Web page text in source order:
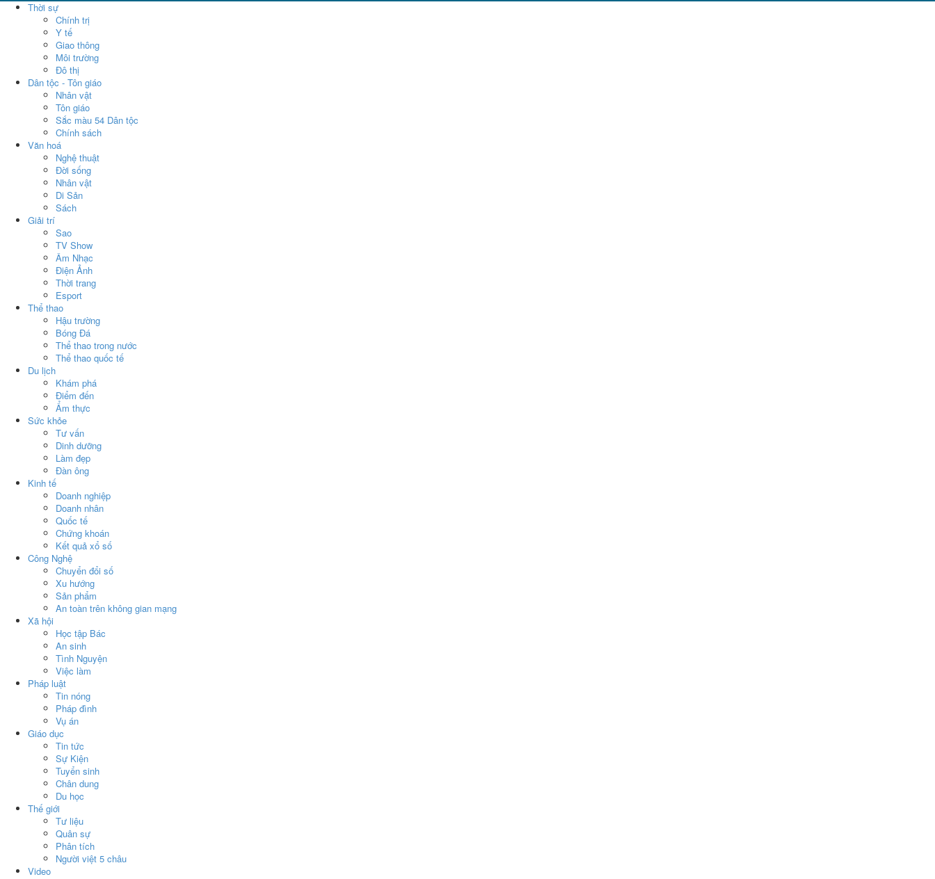
Thời sự
Chính trị
Y tế
Giao thông
Môi trường
Đô thị
Dân tộc - Tôn giáo
Nhân vật
Tôn giáo
Sắc màu 54 Dân tộc
Chính sách
Văn hoá
Nghệ thuật
Đời sống
Nhân vật
Di Sản
Sách
Giải trí
Sao
TV Show
Âm Nhạc
Điện Ảnh
Thời trang
Esport
Thể thao
Hậu trường
Bóng Đá
Thể thao trong nước
Thể thao quốc tế
Du lịch
Khám phá
Điểm đến
Ẩm thực
Sức khỏe
Tư vấn
Dinh dưỡng
Làm đẹp
Đàn ông
Kinh tế
Doanh nghiệp
Doanh nhân
Quốc tế
Chứng khoán
Kết quả xổ số
Công Nghệ
Chuyển đổi số
Xu hướng
Sản phẩm
An toàn trên không gian mạng
Xã hội
Học tập Bác
An sinh
Tình Nguyện
Việc làm
Pháp luật
Tin nóng
Pháp đình
Vụ án
Giáo dục
Tin tức
Sự Kiện
Tuyển sinh
Chân dung
Du học
Thế giới
Tư liệu
Quân sự
Phân tích
Người việt 5 châu
Video